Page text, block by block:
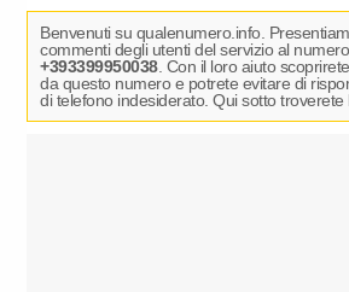
Benvenuti su qualenumero.info.
commenti degli utenti del servizio al
+393399950038. Con il loro aiuto
da questo numero e potrete evitare di
di telefono indesiderato. Qui sotto troverete